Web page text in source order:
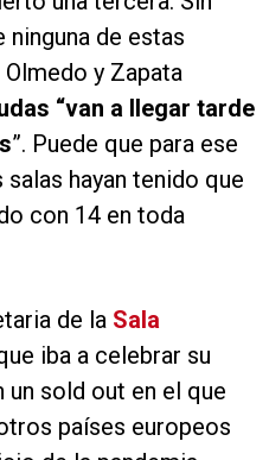
de estas
Olmedo y Zapata
“van a llegar tarde
”. Puede que para ese
hayan tenido que
con 14 en toda
de la Sala
iba a celebrar su
un sold out en el que
países europeos